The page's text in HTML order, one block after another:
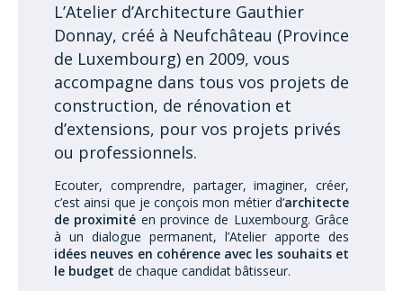
L’Atelier d’Architecture Gauthier
Donnay, créé à Neufchâteau (Province
de Luxembourg) en 2009, vous
accompagne dans tous vos projets de
construction, de rénovation et
d’extensions, pour vos projets privés
ou professionnels.
Ecouter, comprendre, partager, imaginer, créer,
c’est ainsi que je conçois mon métier d’architecte
de proximité en province de Luxembourg. Grâce
à un dialogue permanent, l’Atelier apporte des
idées neuves en cohérence avec les souhaits et
le budget de chaque candidat bâtisseur.